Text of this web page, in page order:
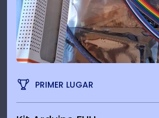
PRIMER LUGAR